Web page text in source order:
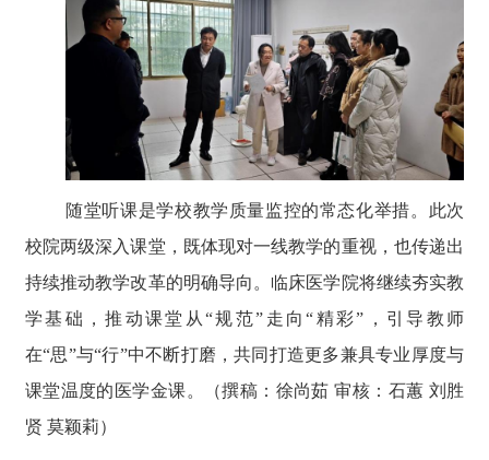
随堂听课是学校教学质量监控的常态化举措。此次
校院两级深入课堂，既体现对一线教学的重视，也传递出
持续推动教学改革的明确导向。临床医学院将继续夯实教
学基础，推动课堂从“规范”走向“精彩”，引导教师
在“思”与“行”中不断打磨，共同打造更多兼具专业厚度与
课堂温度的医学金课。（撰稿：徐尚茹 审核：石蕙 刘胜
贤 莫颖莉）